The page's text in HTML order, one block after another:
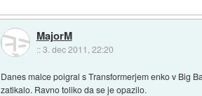
MajorM
::3. dec 2011, 22:20
Danes malce poigral s Transformerjem enko v Big
zatikalo. Ravno toliko da se je opazilo.